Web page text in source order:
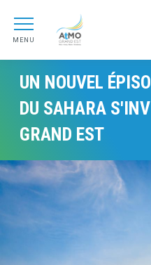
Aller au premier menu de
Aller à la recherche
MENU
ATMO GrandEst
UN NOUVEL
DU SAHARA
GRAND EST